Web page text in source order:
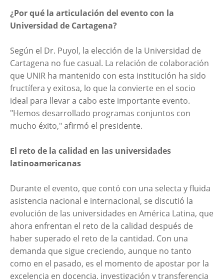
¿Por qué la articulación del evento con la
Universidad de Cartagena?
Según el Dr. Puyol, la elección de la Universidad de
Cartagena no fue casual. La relación de colaboración
que UNIR ha mantenido con esta institución ha sido
fructífera y exitosa, lo que la convierte en el socio
ideal para llevar a cabo este importante evento.
"Hemos desarrollado programas conjuntos con
mucho éxito," afirmó el presidente.
El reto de la calidad en las universidades
latinoamericanas
Durante el evento, que contó con una selecta y fluida
asistencia nacional e internacional, se discutió la
evolución de las universidades en América Latina, que
ahora enfrentan el reto de la calidad después de
haber superado el reto de la cantidad. Con una
demanda que sigue creciendo, aunque no tanto
como en el pasado, es el momento de apostar por la
excelencia en docencia, investigación y transferencia